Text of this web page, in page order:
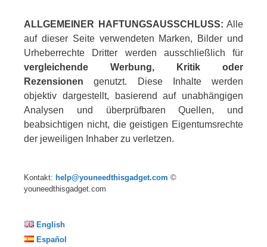
ALLGEMEINER HAFTUNGSAUSSCHLUSS: Alle
auf dieser Seite verwendeten Marken, Bilder und
Urheberrechte Dritter werden ausschließlich für
vergleichende Werbung, Kritik oder
Rezensionen genutzt. Diese Inhalte werden
objektiv dargestellt, basierend auf unabhängigen
Analysen und überprüfbaren Quellen, und
beabsichtigen nicht, die geistigen Eigentumsrechte
der jeweiligen Inhaber zu verletzen.
Kontakt: help@youneedthisgadget.com ©
youneedthisgadget.com
English
Español